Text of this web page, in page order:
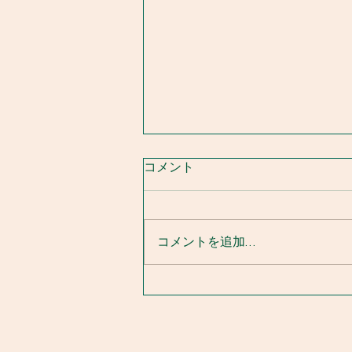
解禁河川状況
コメント
コメントを追加…